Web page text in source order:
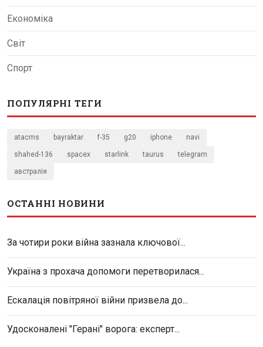
Економіка
Світ
Спорт
ПОПУЛЯРНІ ТЕГИ
atacms bayraktar f-35 g20 iphone navi
shahed-136 spacex starlink taurus telegram
австралія
ОСТАННІ НОВИНИ
За чотири роки війна зазнала ключової...
Україна з прохача допомоги перетворилася...
Ескалація повітряної війни призвела до...
Удосконалені "Герані" ворога: експерт...